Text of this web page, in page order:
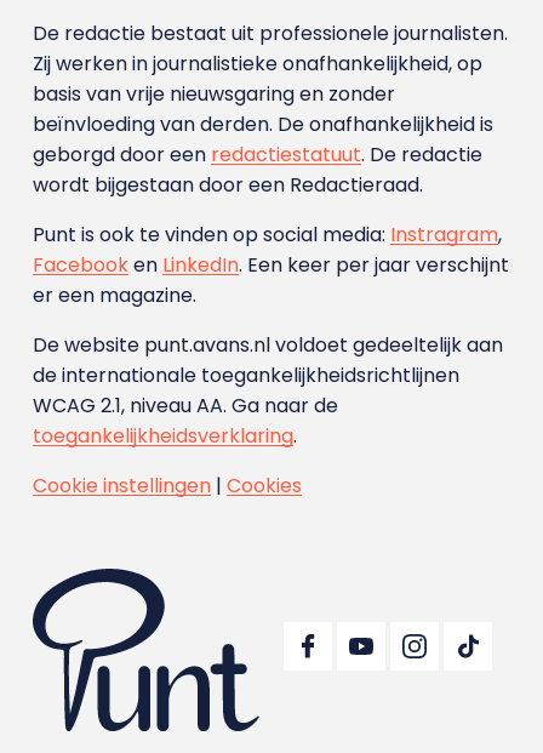
De redactie bestaat uit professionele journalisten.
Zij werken in journalistieke onafhankelijkheid, op
basis van vrije nieuwsgaring en zonder
beïnvloeding van derden. De onafhankelijkheid is
geborgd door een redactiestatuut. De redactie
wordt bijgestaan door een Redactieraad.
Punt is ook te vinden op social media: Instragram,
Facebooken LinkedIn. Een keer per jaar verschijnt
er een magazine.
De website punt.avans.nl voldoet gedeeltelijk aan
de internationale toegankelijkheidsrichtlijnen
WCAG 2.1, niveau AA. Ga naar de
toegankelijkheidsverklaring.
Cookie instellingen| Cookies